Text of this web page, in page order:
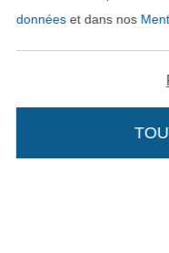
donnéeset dans nos